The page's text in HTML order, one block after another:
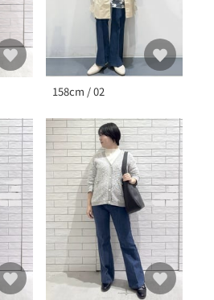
158cm / 02